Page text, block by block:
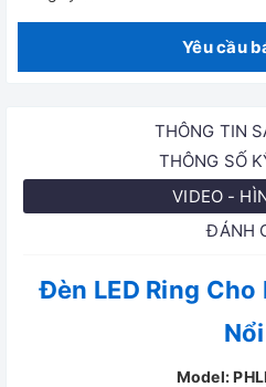
Yêu cầu
THÔNG TIN
THÔNG SỐ
VIDEO -
ĐÁNH
Đèn LED Ring
Nổi
Model: